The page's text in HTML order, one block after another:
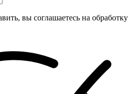
вы соглашаетесь на обработку